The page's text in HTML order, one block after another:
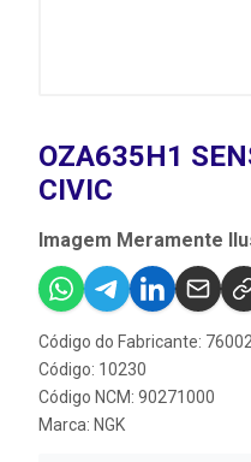
OZA635H1
CIVIC
Imagem Meramente
Código do Fabricante:
Código: 10230
Código NCM: 90271000
Marca: NGK